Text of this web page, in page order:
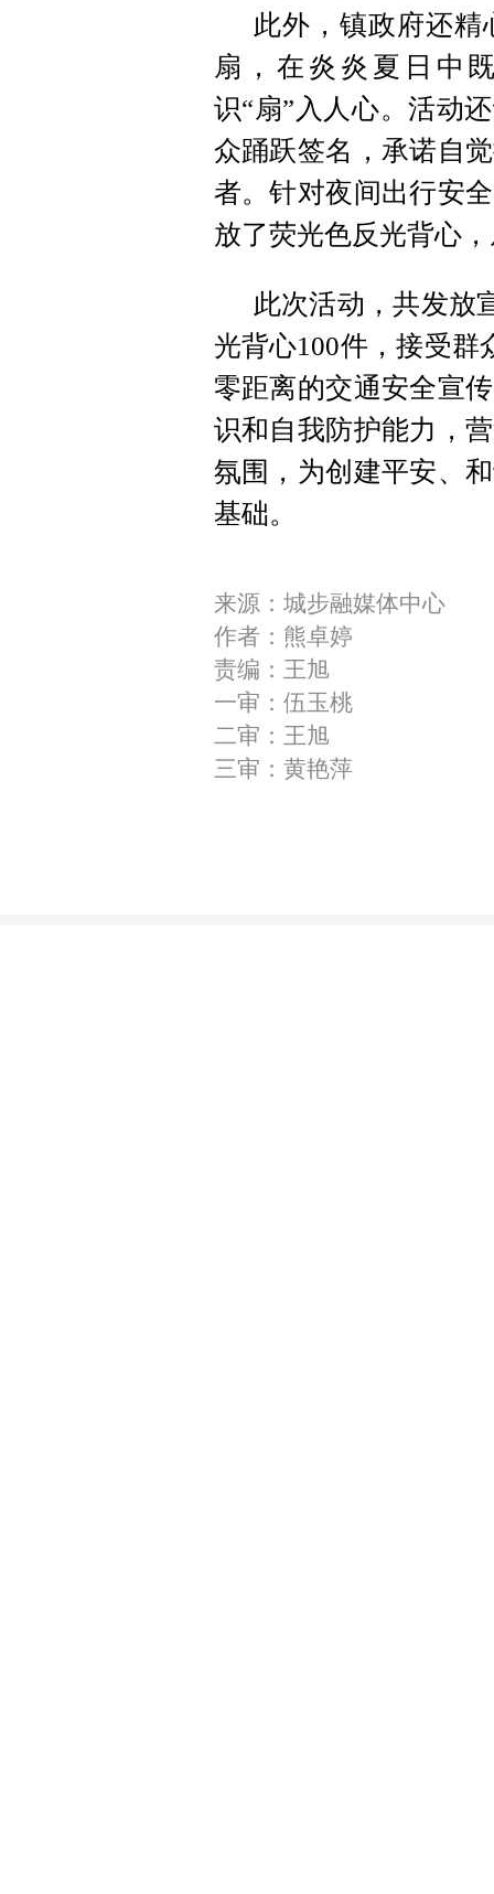
此外，镇政府还
扇，在炎炎夏日中
识“扇”入人心。活动
众踊跃签名，承诺自
者。针对夜间出行安
放了荧光色反光背心
此次活动，共发放
光背心100件，接受群
零距离的交通安全宣
识和自我防护能力，
氛围，为创建平安、
基础。
来源：城步融媒体中心
作者：熊卓婷
责编：王旭
一审：伍玉桃
二审：王旭
三审：黄艳萍